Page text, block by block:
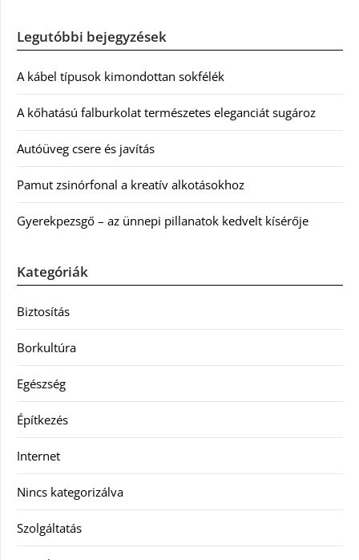
Legutóbbi bejegyzések
A kábel típusok kimondottan sokfélék
A kőhatású falburkolat természetes eleganciát sugároz
Autóüveg csere és javítás
Pamut zsinórfonal a kreatív alkotásokhoz
Gyerekpezsgő – az ünnepi pillanatok kedvelt kísérője
Kategóriák
Biztosítás
Borkultúra
Egészség
Építkezés
Internet
Nincs kategorizálva
Szolgáltatás